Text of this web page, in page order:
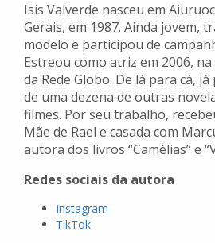
Isis Valverde nasceu em
Gerais, em 1987. Ainda jovem,
modelo e participou de
Estreou como atriz em 2006,
da Rede Globo. De lá para cá,
de uma dezena de outras
filmes. Por seu trabalho,
Mãe de Rael e casada com
autora dos livros “Camélias” e
Redes sociais da autora
Instagram
TikTok